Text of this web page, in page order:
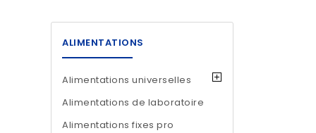
ALIMENTATIONS
Alimentations universelles
Alimentations de laboratoire
Alimentations fixes pro